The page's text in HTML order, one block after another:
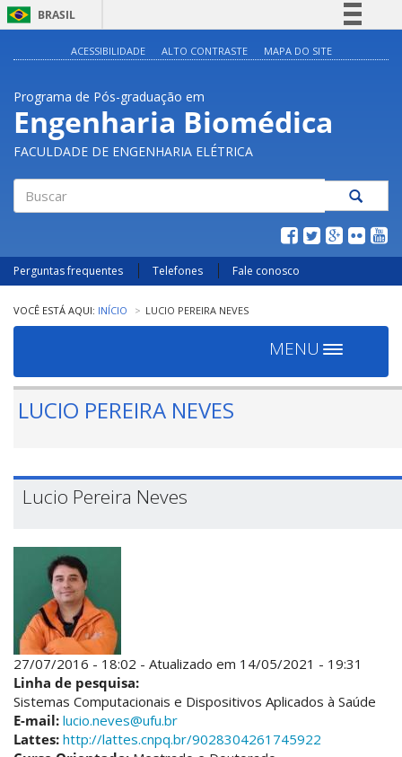
BRASIL
Acesso à informação
Canais
ACESSIBILIDADE ALTO CONTRASTE MAPA DO SITE
Programa de Pós-graduação em
Engenharia Biomédica
FACULDADE DE ENGENHARIA ELÉTRICA
Perguntas frequentes Telefones Fale conosco
INÍCIO LUCIO PEREIRA NEVES
MENU
Toggle
navigation
LUCIO PEREIRA NEVES
Lucio Pereira Neves
27/07/2016 - 18:02 - Atualizado em 14/05/2021 - 19:31
Linha de pesquisa:
Sistemas Computacionais e Dispositivos Aplicados à Saúde
E-mail: lucio.neves@ufu.br
Lattes: http://lattes.cnpq.br/9028304261745922